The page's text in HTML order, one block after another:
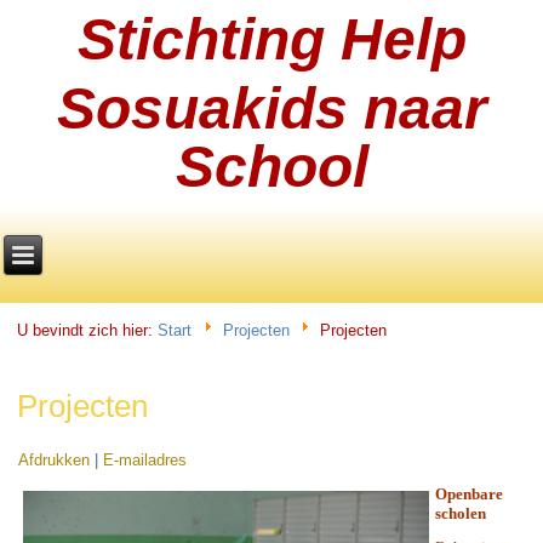
Stichting Help
Sosuakids naar
School
U bevindt zich hier:Start Projecten Projecten
Projecten
Afdrukken
E-mailadres
Openbare
scholen